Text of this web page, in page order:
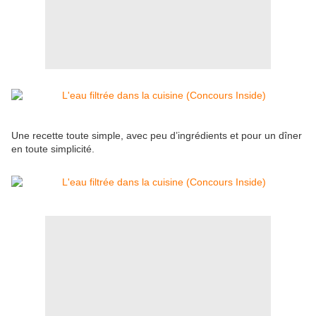
Une recette toute simple, avec peu d’ingrédients et pour un dîner
en toute simplicité.